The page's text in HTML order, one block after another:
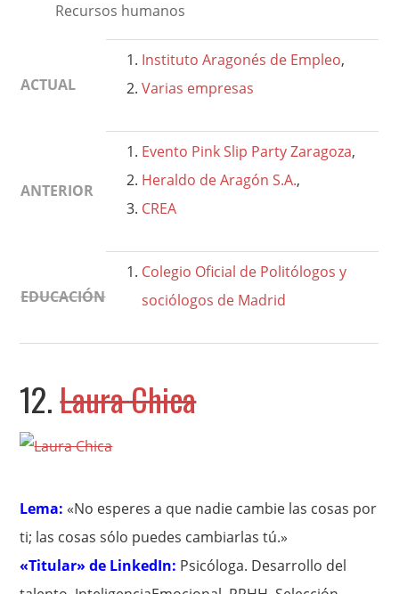
Recursos humanos
ACTUAL
Instituto Aragonés de Empleo,
Varias empresas
ANTERIOR
Evento Pink Slip Party Zaragoza,
Heraldo de Aragón S.A.,
CREA
EDUCACIÓN
Colegio Oficial de Politólogos y
sociólogos de Madrid
12.Laura Chica
Lema: «No esperes a que nadie cambie las cosas por
ti; las cosas sólo puedes cambiarlas tú.»
«Titular» de LinkedIn: Psicóloga. Desarrollo del